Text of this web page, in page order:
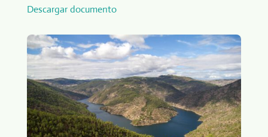
Descargar documento